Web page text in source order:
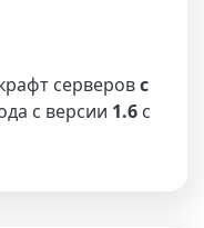
серверовс
с версии 1.6 с